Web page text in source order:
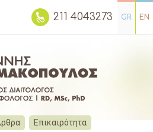
GR EN
211 4043273
Επικαιρότητα